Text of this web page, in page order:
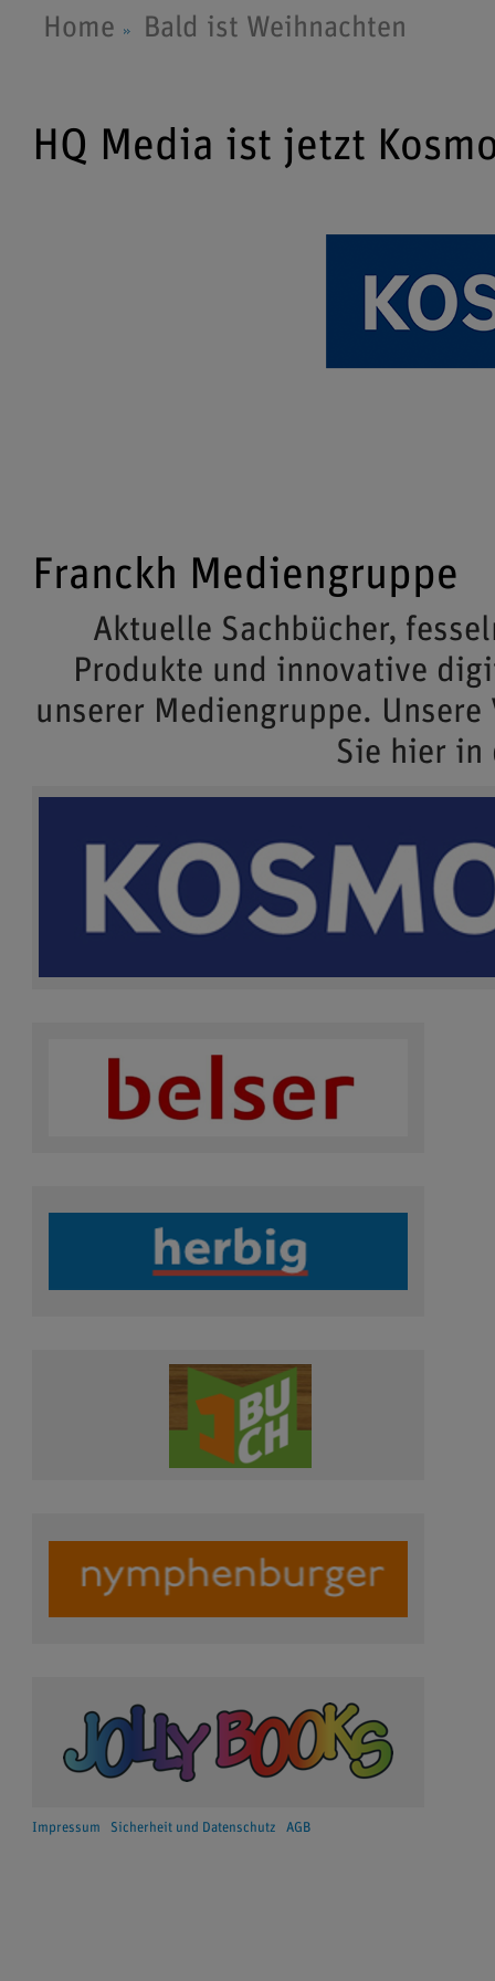
Home Bald ist Weihnachten
HQ Media ist jetzt
Franckh Mediengruppe
Aktuelle Sachbücher,
Produkte und innovative
unserer Mediengruppe.
Sie hier in
Impressum Sicherheit und Datenschutz AGB